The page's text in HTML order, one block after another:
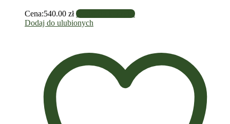
Cena:540.00 zł Dodaj do koszyka
Dodaj do ulubionych